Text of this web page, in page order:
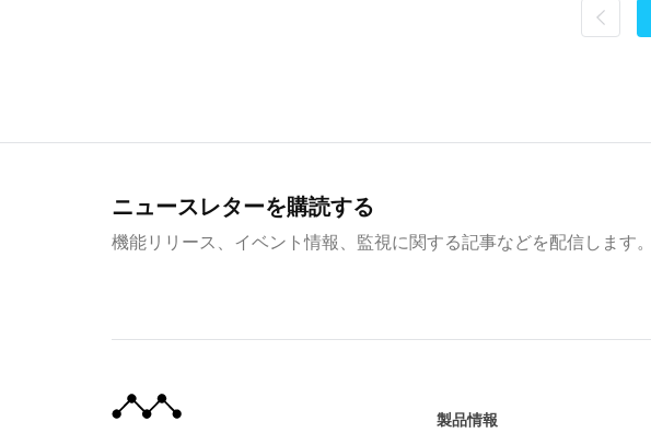
ニュースレターを購読する
機能リリース、イベント情報、監視に関する記事などを配信します。
製品情報